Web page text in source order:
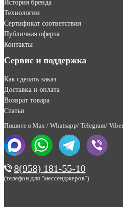
История бренда
Технологии
Сертификат соответствия
Публичная оферта
Контакты
Сервис и поддержка
Как сделать заказ
Доставка и оплата
Возврат товара
Статьи
Пишите в Max / Whatsapp/ Telegram/
8(958) 181-55-10
(телефон для "мессенджеров")